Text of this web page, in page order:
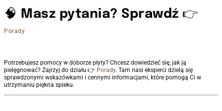
🧠 Masz pytania? Sprawdź 👉
Porady
Potrzebujesz pomocy w doborze płyty? Chcesz dowiedzieć się, jak ją
pielęgnować? Zajrzyj do działu 👉 Porady. Tam nasi eksperci dzielą się
sprawdzonymi wskazówkami i cennymi informacjami, które pomogą Ci w
utrzymaniu piękna spieku.